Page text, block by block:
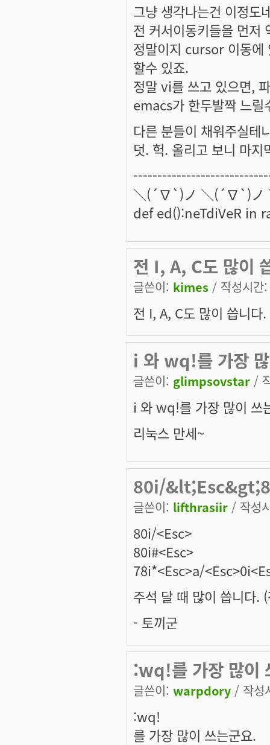
그냥 생각나는건 이정도
전 커서이동키들을 먼저
정말이지 cursor 이동에
할수 있죠.
정말 vi를 쓰고 있으면,
emacs가 한두발짝 느릴
다른 분들이 채워주실
덧. 헉. 올리고 보니 마
＼(´∇`)ノ ＼(´∇`)
def ed():neTdiVeR in
전 I, A, C도 많이
글쓴이: kimes / 작성시
전 I, A, C도 많이 씁니다.
i 와 wq!를 가장
글쓴이: glimpsovstar /
i 와 wq!를 가장 많이 쓰
리눅스 만세~
80i/
글쓴이: lifthrasiir / 작성
80i/<Esc>
80i#<Esc>
78i*<Esc>a/
주석 달 때 많이 씁니다.
- 토끼군
:wq!를 가장 많이
글쓴이: warpdory / 작성
:wq!
를 가장 많이 쓰는군요.